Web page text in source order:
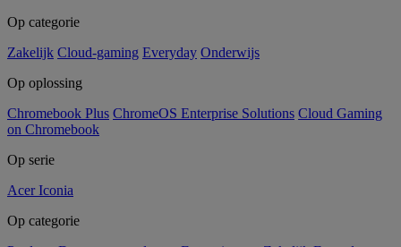
Op categorie
Zakelijk Cloud-gaming Everyday Onderwijs
Op oplossing
Chromebook Plus ChromeOS Enterprise Solutions Cloud Gaming
on Chromebook
Op serie
Acer Iconia
Op categorie